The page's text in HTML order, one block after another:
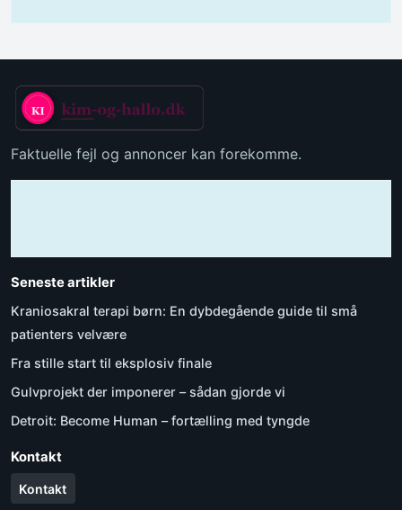
Faktuelle fejl og annoncer kan forekomme.
Seneste artikler
Kraniosakral terapi børn: En dybdegående guide til små
patienters velvære
Fra stille start til eksplosiv finale
Gulvprojekt der imponerer – sådan gjorde vi
Detroit: Become Human – fortælling med tyngde
Kontakt
Kontakt